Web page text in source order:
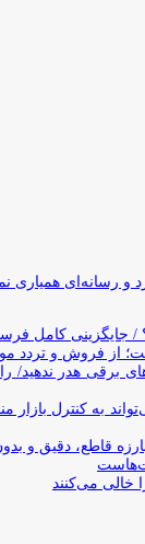
و رسانه‌ای همیاری
۶۰۰ هزار دستگاه در سال
فروش و تردد
برقی هدر
به کنترل
قاطع، دقیق و
خالی می‌کنند